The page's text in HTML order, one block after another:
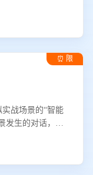
⏰ 限
战场景的“智能
发生的对话，企